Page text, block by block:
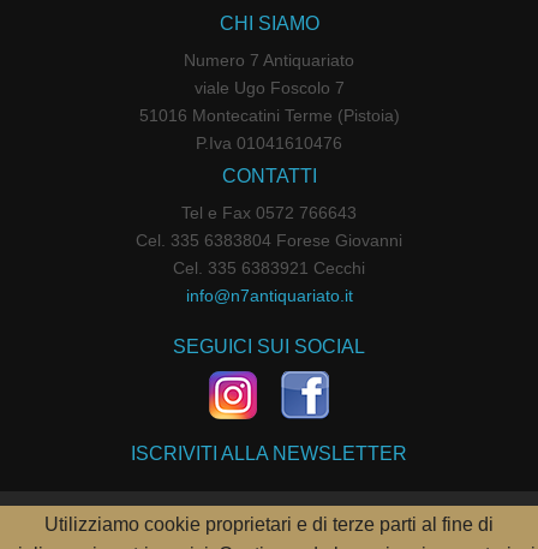
CHI SIAMO
Numero 7 Antiquariato
viale Ugo Foscolo 7
51016 Montecatini Terme (Pistoia)
P.Iva 01041610476
CONTATTI
Tel e Fax 0572 766643
Cel. 335 6383804 Forese Giovanni
Cel. 335 6383921 Cecchi
info@n7antiquariato.it
SEGUICI SUI SOCIAL
ISCRIVITI ALLA NEWSLETTER
Utilizziamo cookie proprietari e di terze parti al fine di